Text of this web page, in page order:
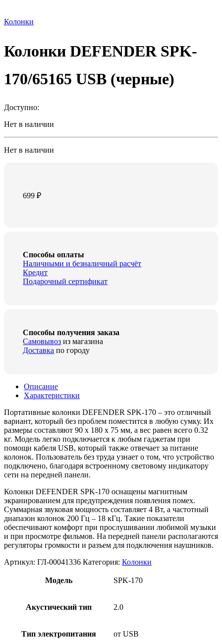
Колонки
Колонки DEFENDER SPK-
170/65165 USB (черные)
Доступно:
Нет в наличии
Нет в наличии
699₽
Способы оплаты
Наличными и безналичный расчёт
Кредит
Подарочный сертификат
Способы получения заказа
Самовывоз из магазина
Доставка по городу
Описание
Характеристики
Портативные колонки DEFENDER SPK-170 – это отличный
вариант, который без проблем поместится в любую сумку. Их
размеры составляют 90 х 180 х 75 мм, а вес равен всего 0.32
кг. Модель легко подключается к любым гаджетам при
помощи кабеля USB, который также отвечает за питание
колонок. Пользователь без труда узнает о том, что устройство
подключено, благодаря встроенному световому индикатору
сети на передней панели.
Колонки DEFENDER SPK-170 оснащены магнитным
экранированием для предупреждения появления помех.
Суммарная звуковая мощность составляет 4 Вт, а частотный
диапазон колонок 200 Гц – 18 кГц. Такие показатели
обеспечивают комфорт при прослушивании любимой музыки
и при просмотре фильмов. На передней панели располагаются
регуляторы громкости и разъем для подключения наушников.
Артикул: ГЛ-00041336 Категория: Колонки
Модель SPK-170
Акустический тип 2.0
Тип электропитания от USB